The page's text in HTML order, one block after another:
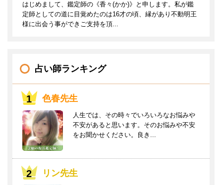
はじめまして、鑑定師の《香々(かか)》と申します。私が鑑
定師としての道に目覚めたのは16才の頃、縁があり不動明王
様に出会う事ができご支持を頂...
占い師ランキング
色春先生
人生では、その時々でいろいろなお悩みや
不安があると思います。そのお悩みや不安
をお聞かせください。良き...
リン先生